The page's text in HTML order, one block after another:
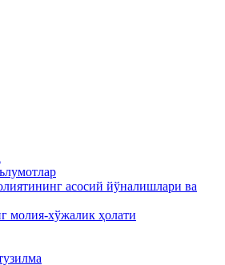
асосий йўналишлари ва
молия-хўжалик ҳолати